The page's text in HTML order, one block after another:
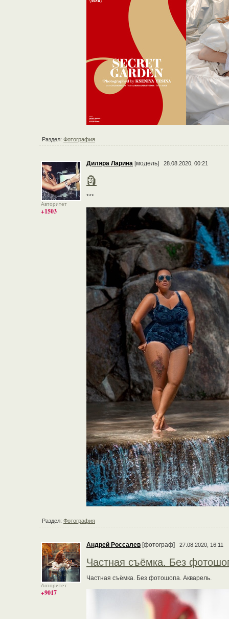
Раздел: Фотография
Авторитет
+1503
Диляра Ларина [модель] 28.08.2020, 00:21
🗿
***
Раздел: Фотография
Авторитет
+9017
Андрей Россалев [фотограф] 27.08.2020, 16:11
Частная съёмка. Без
Частная съёмка. Без фотошопа. Акварель.